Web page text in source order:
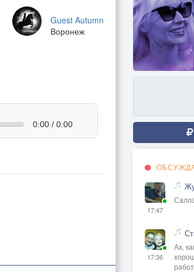
Guest Autumn
Воронеж
0:00 / 0:00
17:47
17:36
Ах,